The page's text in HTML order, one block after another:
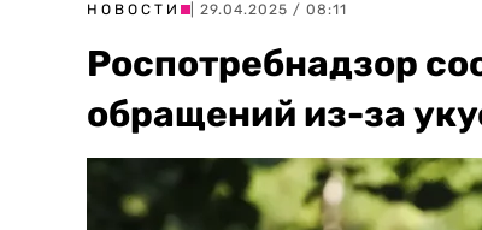
НОВОСТИ | 29.04.2025 / 08:11
Роспотребнадзор
обращений из-за